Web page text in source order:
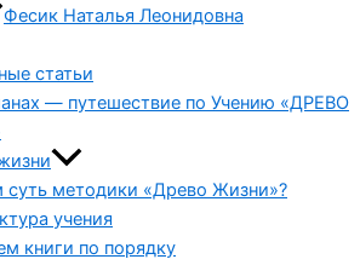
Фесик Наталья Леонидовна
статьи
— путешествие по Учению «ДРЕВО
суть методики «Древо Жизни»?
учения
книги по порядку